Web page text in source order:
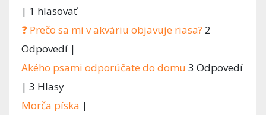
| 1 hlasovať
❓ Prečo sa mi v akváriu objavuje riasa? 2
Odpovedí |
Akého psami odporúčate do domu 3 Odpovedí
| 3 Hlasy
Morča píska |